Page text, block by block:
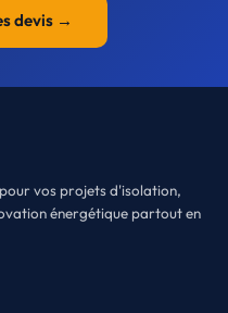
devis →
vos projets d'isolation,
énergétique partout en